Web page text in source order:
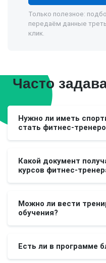
Только полезное:
передаём данные
клик.
Часто
Нужно ли иметь
стать фитнес-
Какой документ
курсов фитнес-
Можно ли вести
обучения?
Есть ли в программе